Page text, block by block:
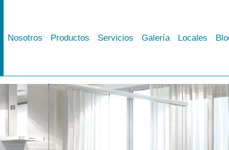
Nosotros Productos Servicios Galería Locales